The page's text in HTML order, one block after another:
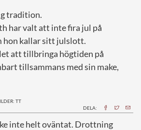
tradition.
har valt att inte fira jul på
hon kallar sitt julslott.
att tillbringa högtiden på
tillsammans med sin make,
TT
DELA:
inte helt oväntat. Drottning